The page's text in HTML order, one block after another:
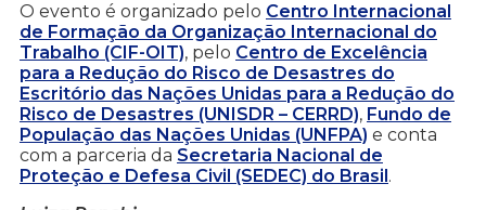
O evento é organizado pelo Centro Internacional
de Formação da Organização Internacional do
Trabalho (CIF-OIT), pelo Centro de Excelência
para a Redução do Risco de Desastres do
Escritório das Nações Unidas para a Redução do
Risco de Desastres (UNISDR – CERRD), Fundo de
População das Nações Unidas (UNFPA) e conta
com a parceria da Secretaria Nacional de
Proteção e Defesa Civil (SEDEC) do Brasil.